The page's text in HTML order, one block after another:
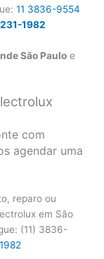
11 3836-9554
1982
São Paulo e
com
agendar uma
reparo ou
em São
(11) 3836-